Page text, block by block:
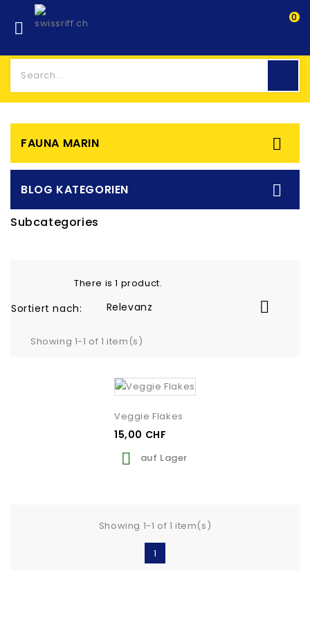

0
FAUNA MARIN 
BLOG KATEGORIEN 
Subcategories
There is 1 product.
Sortiert nach: Relevanz 
Showing 1-1 of 1 item(s)
Veggie Flakes
15,00 CHF
 auf Lager
Showing 1-1 of 1 item(s)
1